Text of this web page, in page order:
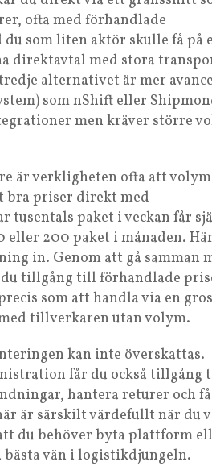
ofta med förhandlade
som liten aktör skulle få på
direktavtal med stora
alternativet är mer
som nShift eller
men kräver större
är verkligheten ofta att
priser direkt med
tusentals paket i veckan får
eller 200 paket i månaden. Här
in. Genom att gå samman
tillgång till förhandlade
som att handla via en
tillverkaren utan volym.
kan inte överskattas.
får du också tillgång
hantera returer och få
är särskilt värdefullt när du
du behöver byta plattform
bästa vän i logistikdjungeln.